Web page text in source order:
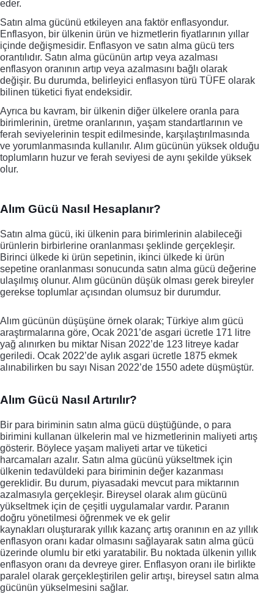
eder.
Enflasyon, bir ülkenin ürün ve hizmetlerin fiyatlarının yıllar
içinde değişmesidir. Enflasyon ve satın alma gücü ters
orantılıdır. Satın alma gücünün artıp veya azalması
enflasyon oranının artıp veya azalmasını bağlı olarak
değişir. Bu durumda, belirleyici enflasyon türü TÜFE olarak
bilinen tüketici fiyat endeksidir.
Ayrıca bu kavram, bir ülkenin diğer ülkelere oranla para
birimlerinin, üretme oranlarının, yaşam standartlarının ve
ferah seviyelerinin tespit edilmesinde, karşılaştırılmasında
ve yorumlanmasında kullanılır. Alım gücünün yüksek olduğu
toplumların huzur ve ferah seviyesi de aynı şekilde yüksek
olur.
Alım Gücü Nasıl Hesaplanır?
Satın alma gücü, iki ülkenin para birimlerinin alabileceği
ürünlerin birbirlerine oranlanması şeklinde gerçekleşir.
Birinci ülkede ki ürün sepetinin, ikinci ülkede ki ürün
sepetine oranlanması sonucunda satın alma gücü değerine
ulaşılmış olunur. Alım gücünün düşük olması gerek bireyler
gerekse toplumlar açısından olumsuz bir durumdur.
Alım gücünün düşüşüne örnek olarak; Türkiye alım gücü
araştırmalarına göre, Ocak 2021’de asgari ücretle 171 litre
yağ alınırken bu miktar Nisan 2022’de 123 litreye kadar
geriledi. Ocak 2022’de aylık asgari ücretle 1875 ekmek
alınabilirken bu sayı Nisan 2022’de 1550 adete düşmüştür.
Alım Gücü Nasıl Artırılır?
Bir para biriminin satın alma gücü düştüğünde, o para
birimini kullanan ülkelerin mal ve hizmetlerinin maliyeti artış
gösterir. Böylece yaşam maliyeti artar ve tüketici
harcamaları azalır. Satın alma gücünü yükseltmek için
ülkenin tedavüldeki para biriminin değer kazanması
gereklidir. Bu durum, piyasadaki mevcut para miktarının
azalmasıyla gerçekleşir. Bireysel olarak alım gücünü
yükseltmek için de çeşitli uygulamalar vardır. Paranın
doğru yönetilmesi öğrenmek ve ek gelir
kaynakları oluşturarak yıllık kazanç artış oranının en az yıllık
enflasyon oranı kadar olmasını sağlayarak satın alma gücü
üzerinde olumlu bir etki yaratabilir. Bu noktada ülkenin yıllık
enflasyon oranı da devreye girer. Enflasyon oranı ile birlikte
paralel olarak gerçekleştirilen gelir artışı, bireysel satın alma
gücünün yükselmesini sağlar.